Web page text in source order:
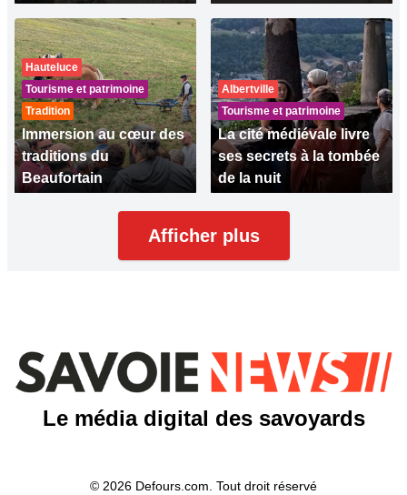
Hauteluce
Tourisme et patrimoine
Tradition
Immersion au cœur des
traditions du
Beaufortain
Albertville
Tourisme et patrimoine
La cité médiévale livre
ses secrets à la tombée
de la nuit
Afficher plus
Le média digital des savoyards
© 2026 Defours.com. Tout droit réservé